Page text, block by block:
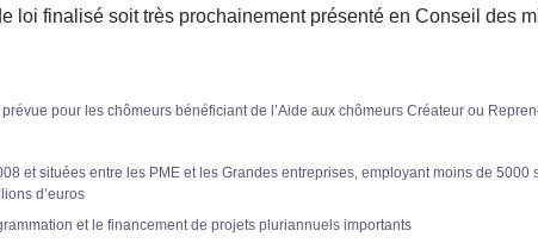
loi finalisé soit très prochainement présenté en Conseil des
pour les chômeurs bénéficiant de l’Aide aux chômeurs Créateur ou
et situées entre les PME et les Grandes entreprises, employant moins de 5000
d’euros
et le financement de projets pluriannuels importants